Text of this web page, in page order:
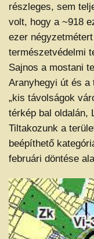
részleges, sem
volt, hogy a ~918
ezer
természetvédelmi
Sajnos a mostani
Aranyhegyi út és a
„kis távolságok
térkép bal
Tiltakozunk a
beépíthető
februári döntése